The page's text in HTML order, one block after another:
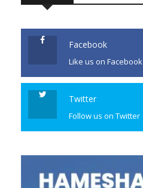
Facebook
Like us on Facebook
Twitter
Follow us on Twitter